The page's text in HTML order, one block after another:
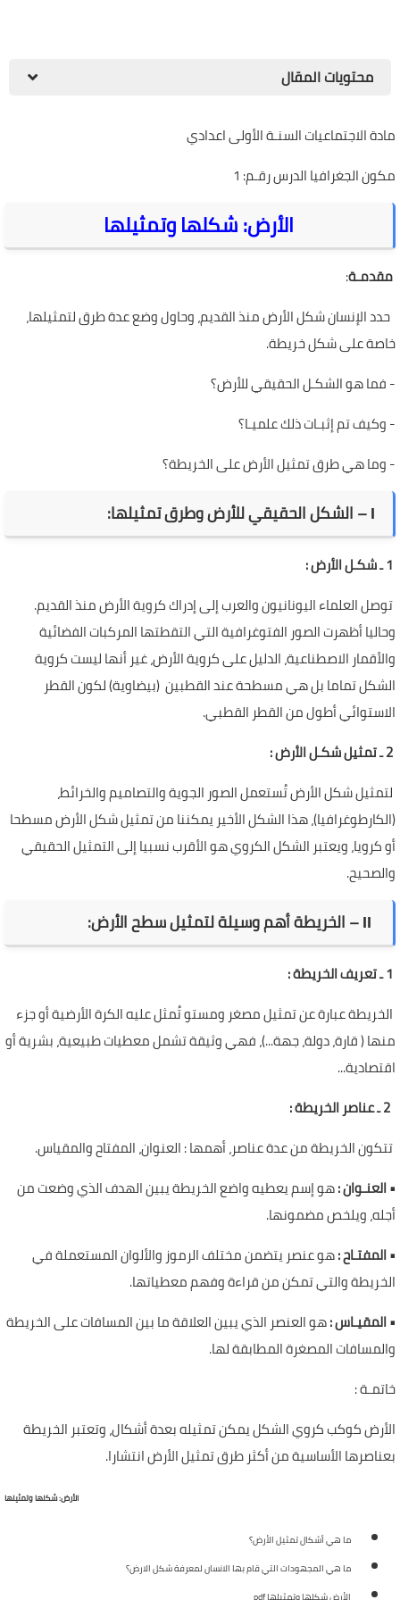
محتويات المقال
مادة الاجتماعيات السنـة الأولى اعدادي
مكون الجغرافيا الدرس رقـم: 1
الأرض: شكلها وتمثيلها
مقدمـة:
حدد الإنسان شكل الأرض منذ القديم، وحاول وضع عدة طرق لتمثيلها،
خاصة على شكل خريطة.
-فما هو الشكـل الحقيقي للأرض؟
-وكيف تم إثبـات ذلك علميـا؟
-وما هي طرق تمثيل الأرض على الخريطة؟
І – الشكل الحقيقي للأرض وطرق تمثيلها:
1 ـ شكـل الأرض :
توصل العلماء اليونانيون والعرب إلى إدراك كروية الأرض منذ القديم.
وحاليا أظهرت الصور الفتوغرافية التي التقطتها المركبات الفضائية
والأقمار الاصطناعية، الدليل على كروية الأرض، غير أنها ليست كروية
الشكل تماما بل هي مسطحة عند القطبين (بيضاوية) لكون القطر
الاستوائي أطول من القطر القطبي.
2 ـ تمثيل شكـل الأرض :
لتمثيل شكل الأرض تُستعمل الصور الجوية والتصاميم والخرائط،
(الكارطوغرافيا)، هذا الشكل الأخير يمكننا من تمثيل شكل الأرض مسطحا
أو كرويا، ويعتبر الشكل الكروي هو الأقرب نسبيا إلى التمثيل الحقيقي
والصحيح.
1 ـ تعريف الخريطة :
الخريطة عبارة عن تمثيل مصغر ومستو تُمثل عليه الكرة الأرضية أو جزء
منها ( قارة، دولة، جهة...)، فهي وثيقة تشمل معطيات طبيعية، بشرية أو
اقتصادية...
تتكون الخريطة من عدة عناصر، أهمها : العنوان، المفتاح والمقياس.
•العنـوان :هو إسم يعطيه واضع الخريطة يبين الهدف الذي وضعت من
أجله، ويلخص مضمونها.
•المفتـاح :هو عنصر يتضمن مختلف الرموز والألوان المستعملة في
الخريطة والتي تمكن من قراءة وفهم معطياتها.
•المقيـاس :هو العنصر الذي يبين العلاقة ما بين المسافات على الخريطة
والمسافات المصغرة المطابقة لها.
خاتمـة :
الأرض كوكب كروي الشكل يمكن تمثيله بعدة أشكال، وتعتبر الخريطة
بعناصرها الأساسية من أكثر طرق تمثيل الأرض انتشارا.
الأرض: شكلها وتمثيلها
ما هي أشكال تمثيل الأرض؟
ما هي المجهودات التي قام بها الانسان لمعرفة شكل الارض؟
الأرض شكلها وتمثيلها pdf